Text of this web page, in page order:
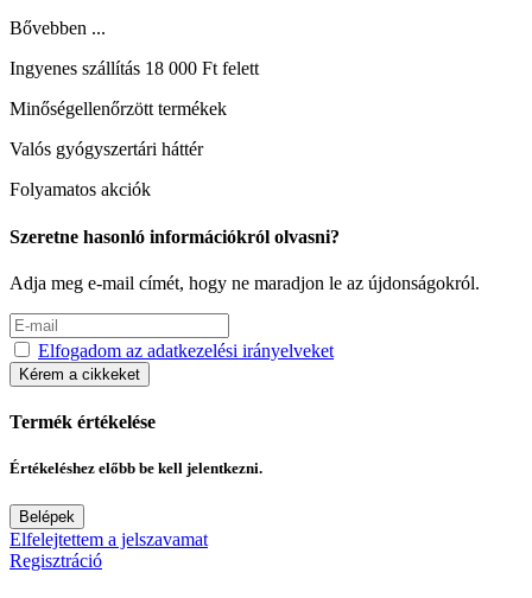
Bővebben ...
Ingyenes szállítás 18 000 Ft felett
Minőségellenőrzött termékek
Valós gyógyszertári háttér
Folyamatos akciók
Szeretne hasonló információkról olvasni?
Adja meg e-mail címét, hogy ne maradjon le az újdonságokról.
Elfogadom az adatkezelési irányelveket
Kérem a cikkeket
Termék értékelése
Értékeléshez előbb be kell jelentkezni.
Belépek
Elfelejtettem a jelszavamat
Regisztráció